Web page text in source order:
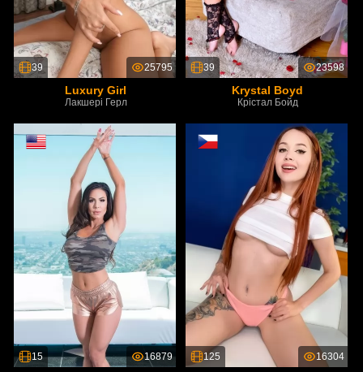
39 25795
Luxury Girl
Лакшері Герл
39 23598
Krystal Boyd
Крістал Бойд
15 16879 125 16304